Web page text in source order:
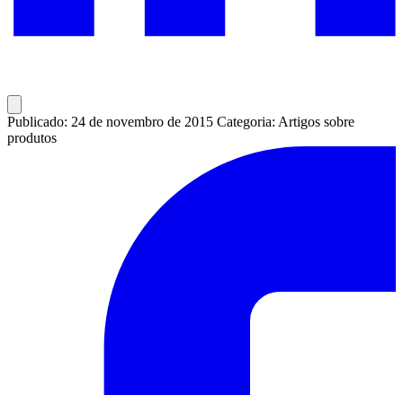
Publicado: 24 de novembro de 2015 Categoria: Artigos sobre
produtos